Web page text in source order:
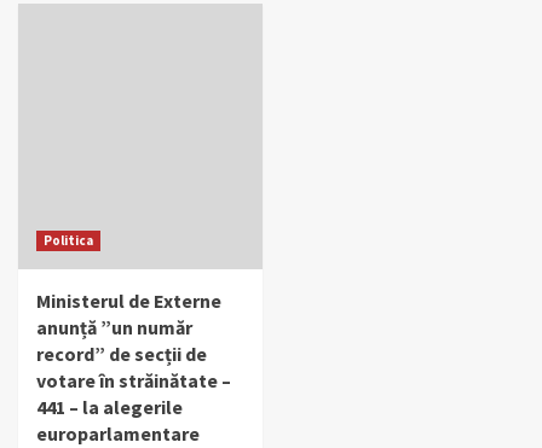
Politica
Ministerul de Externe
anunță ”un număr
record” de secții de
votare în străinătate –
441 – la alegerile
europarlamentare